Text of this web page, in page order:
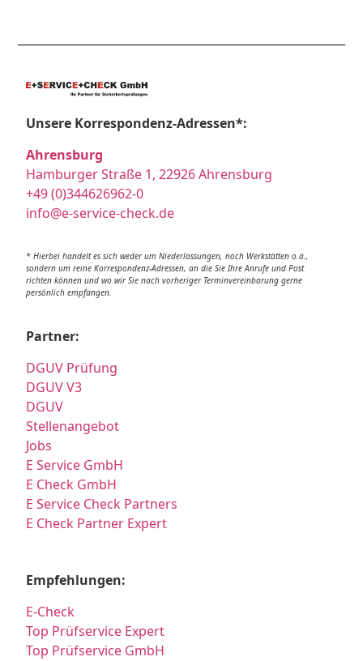
Unsere Korrespondenz-Adressen*:
Ahrensburg
Hamburger Straße 1, 22926 Ahrensburg
+49 (0)344626962-0
info@e-service-check.de
* Hierbei handelt es sich weder um Niederlassungen, noch Werkstätten o.ä.,
sondern um reine Korrespondenz-Adressen, an die Sie Ihre Anrufe und Post
richten können und wo wir Sie nach vorheriger Terminvereinbarung gerne
persönlich empfangen.
Partner:
DGUV Prüfung
DGUV V3
DGUV
Stellenangebot
Jobs
E Service GmbH
E Check GmbH
E Service Check Partners
E Check Partner Expert
Empfehlungen:
E-Check
Top Prüfservice Expert
Top Prüfservice GmbH